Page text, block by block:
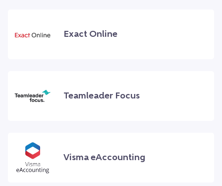
Exact Online
Teamleader Focus
Visma eAccounting